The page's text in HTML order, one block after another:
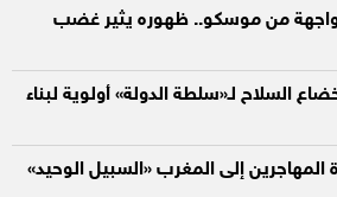
من موسكو.. ظهوره يثير غضب
السلاح لـ«سلطة الدولة» أولوية لبناء
إلى المغرب «السبيل الوحيد»